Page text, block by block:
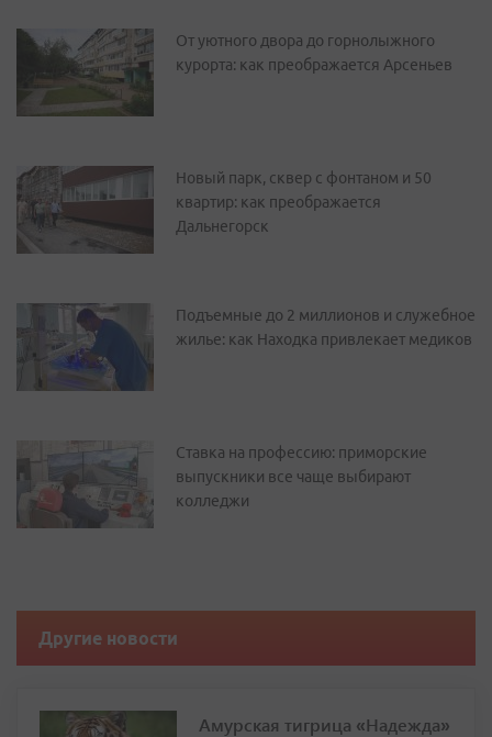
От уютного двора до горнолыжного
курорта: как преображается Арсеньев
Новый парк, сквер с фонтаном и 50
квартир: как преображается
Дальнегорск
Подъемные до 2 миллионов и служебное
жилье: как Находка привлекает медиков
Ставка на профессию: приморские
выпускники все чаще выбирают
колледжи
Другие новости
Амурская тигрица «Надежда»